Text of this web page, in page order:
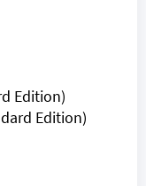
Edition)
Edition)